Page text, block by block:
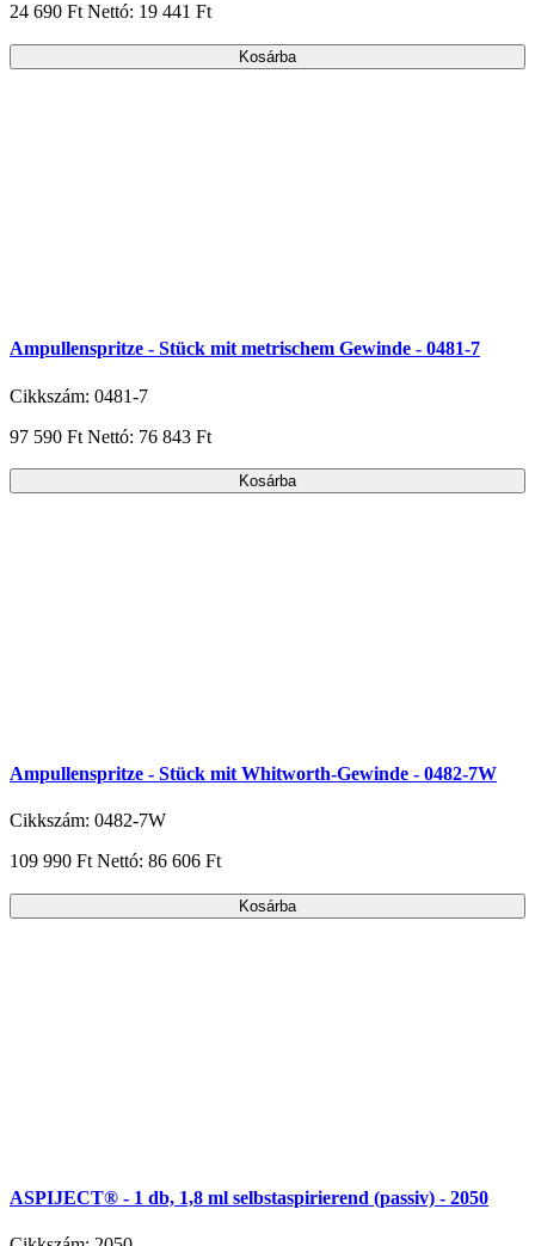
24 690 Ft Nettó: 19 441 Ft
Kosárba
Ampullenspritze - Stück mit metrischem Gewinde - 0481-7
Cikkszám: 0481-7
97 590 Ft Nettó: 76 843 Ft
Kosárba
Ampullenspritze - Stück mit Whitworth-Gewinde - 0482-7W
Cikkszám: 0482-7W
109 990 Ft Nettó: 86 606 Ft
Kosárba
ASPIJECT® - 1 db, 1,8 ml selbstaspirierend (passiv) - 2050